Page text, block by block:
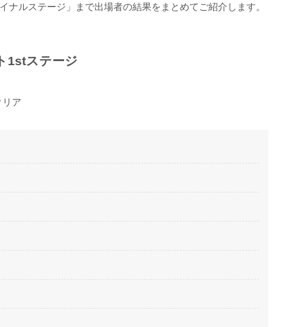
ルステージ」まで出場者の結果をまとめてご紹介します。
1stステージ
ア